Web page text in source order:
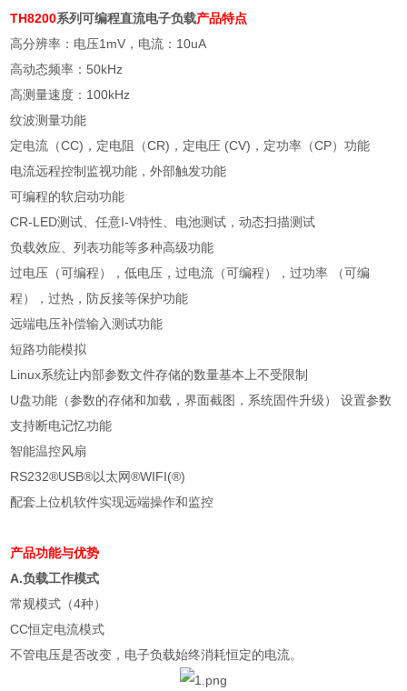
TH8200系列可编程直流电子负载产品特点
高分辨率：电压1mV ，电流： 10uA
高动态频率：50kHz
高测量速度： 100kHz
纹波测量功能
定电流（CC) ，定电阻（CR) ，定电圧 (CV) ，定功率（CP）功能
电流远程控制监视功能，外部触发功能
可编程的软启动功能
CR-LED测试、任意I-V特性、电池测试，动态扫描测试
负载效应、列表功能等多种高级功能
过电压（可编程），低电压，过电流（可编程），过功率 （可编
程），过热，防反接等保护功能
远端电压补偿输入测试功能
短路功能模拟
Linux系统让内部参数文件存储的数量基本上不受限制
U盘功能（参数的存储和加载，界面截图，系统固件升级） 设置参数
支持断电记忆功能
智能温控风扇
RS232®USB®以太网®WIFI(®)
配套上位机软件实现远端操作和监控
产品功能与优势
A.负载工作模式
常规模式（4种）
CC恒定电流模式
不管电压是否改变，电子负载始终消耗恒定的电流。